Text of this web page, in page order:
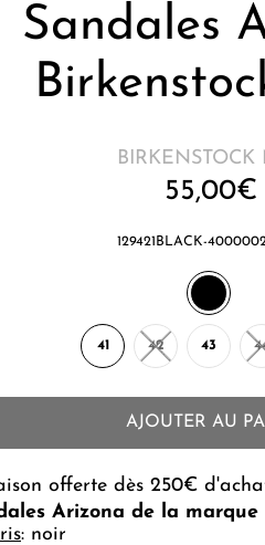
Sandales
BIRKENSTOCK
55,00€
129421BLACK-
41 42 43
AJOUTER AU
offerte dès 250€
Arizona de la marque
: noir